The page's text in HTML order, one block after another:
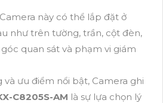
này có thể lắp đặt ở
như trên tường, trần, cột đèn,
quan sát và phạm vi giám
ưu điểm nổi bật, Camera ghi
C8205S-AM là sự lựa chọn lý